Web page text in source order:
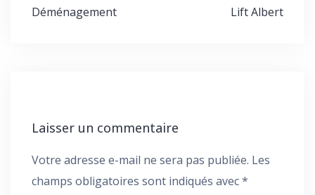
Déménagement
Lift Albert
Laisser un commentaire
Votre adresse e-mail ne sera pas publiée. Les
champs obligatoires sont indiqués avec*